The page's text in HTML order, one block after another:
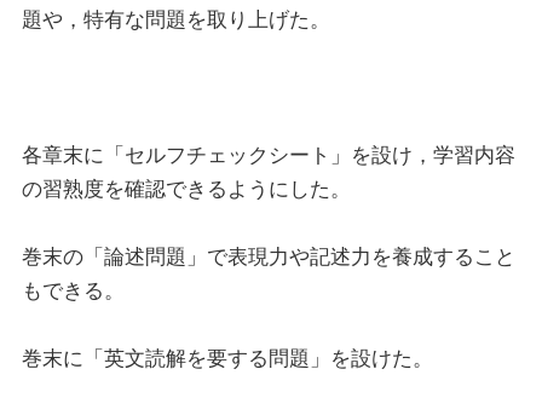
題や，特有な問題を取り上げた。
各章末に「セルフチェックシート」を設け，学習内容
の習熟度を確認できるようにした。
巻末の「論述問題」で表現力や記述力を養成すること
もできる。
巻末に「英文読解を要する問題」を設けた。